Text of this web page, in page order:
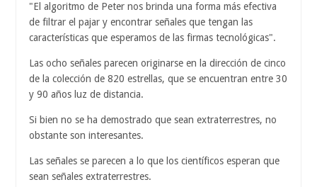
"El algoritmo de Peter nos brinda una forma más efectiva
de filtrar el pajar y encontrar señales que tengan las
características que esperamos de las firmas tecnológicas".
Las ocho señales parecen originarse en la dirección de cinco
de la colección de 820 estrellas, que se encuentran entre 30
y 90 años luz de distancia.
Si bien no se ha demostrado que sean extraterrestres, no
obstante son interesantes.
Las señales se parecen a lo que los científicos esperan que
sean señales extraterrestres.